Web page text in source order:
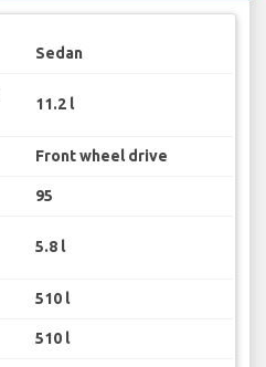
Sedan
11.2 l
Front wheel drive
95
5.8 l
510 l
510 l